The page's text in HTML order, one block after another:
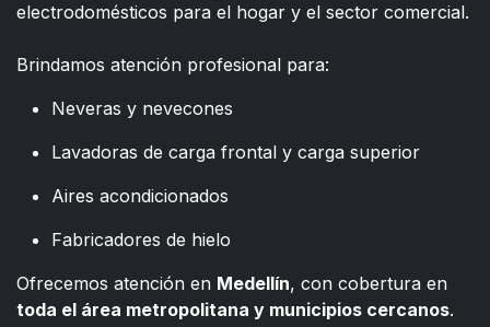
electrodomésticos para el hogar y el sector comercial.
Brindamos atención profesional para:
Neveras y nevecones
Lavadoras de carga frontal y carga superior
Aires acondicionados
Fabricadores de hielo
Ofrecemos atención en Medellín, con cobertura en
toda el área metropolitana y municipios cercanos.